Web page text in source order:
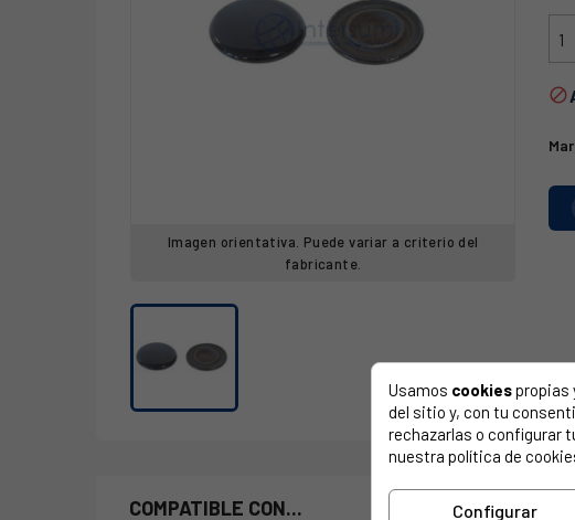
Imagen orientativa. Puede variar a criterio del
fabricante.

COMPATIBLE CON...
Usamos cookiespropias
del sitio y, con tu
rechazarlas o configurar
nuestra política de
Configurar